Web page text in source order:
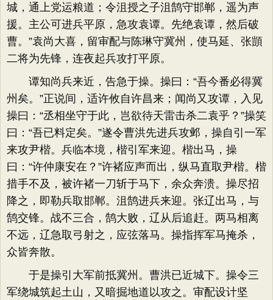
城，通上党运粮道；令沮授之子沮鹄守邯郸，遥为声
援。主公可进兵平原，急攻袁谭。先绝袁谭，然后破
曹。”袁尚大喜，留审配与陈琳守冀州，使马延、张顗
二将为先锋，连夜起兵攻打平原。
谭知尚兵来近，告急于操。操曰：“吾今番必得冀
州矣。”正说间，适许攸自许昌来；闻尚又攻谭，入见
操曰：“丞相坐守于此，岂欲待天雷击杀二袁乎？”操笑
曰：“吾已料定矣。”遂令曹洪先进兵攻邺，操自引一军
来攻尹楷。兵临本境，楷引军来迎。楷出马，操
曰：“许仲康安在？”许褚应声而出，纵马直取尹楷。楷
措手不及，被许褚一刀斩于马下，余众奔溃。操尽招
降之，即勒兵取邯郸。沮鹄进兵来迎。张辽出马，与
鹄交锋。战不三合，鹄大败，辽从后追赶。两马相离
不远，辽急取弓射之，应弦落马。操指挥军马掩杀，
众皆奔散。
于是操引大军前抵冀州。曹洪已近城下。操令三
军绕城筑起土山，又暗掘地道以攻之。审配设计坚